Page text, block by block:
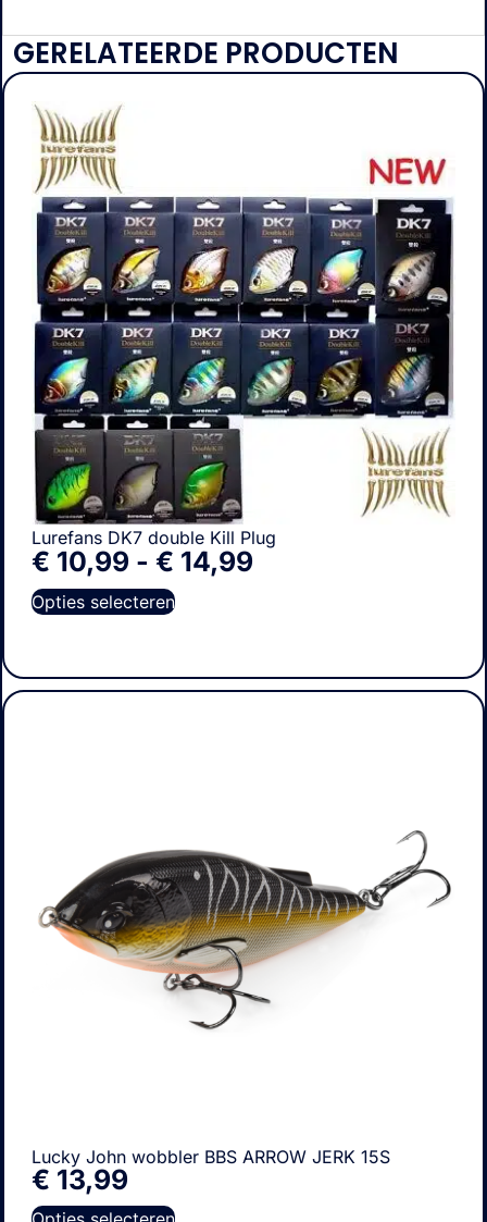
GERELATEERDE PRODUCTEN
Lurefans DK7 double Kill Plug
€ 10,99 - € 14,99
Opties selecteren
Lucky John wobbler BBS ARROW JERK 15S
€ 13,99